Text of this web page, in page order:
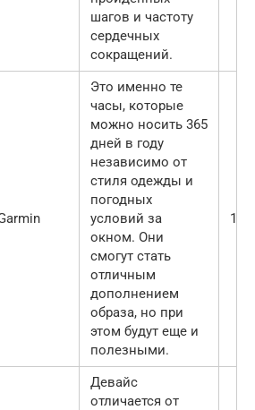
шагов и частоту
сердечных
сокращений.
Это именно те
часы, которые
можно носить 365
дней в году
независимо от
стиля одежды и
погодных
условий за
окном. Они
смогут стать
отличным
дополнением
образа, но при
этом будут еще и
полезными.
Девайс
отличается от